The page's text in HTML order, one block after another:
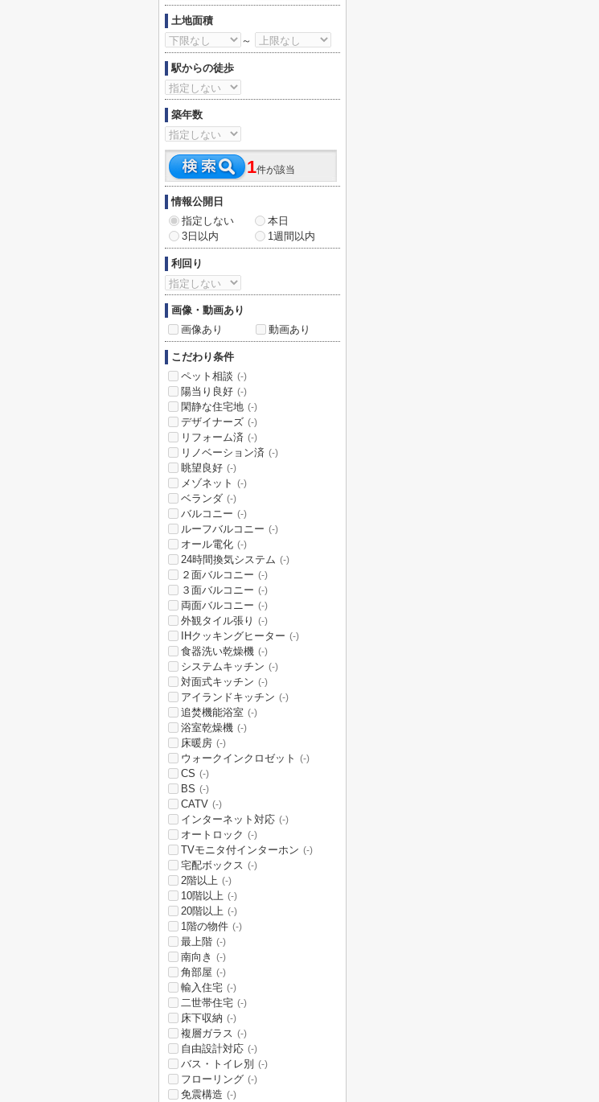
土地面積
～
駅からの徒歩
築年数
1件が該当
情報公開日
指定しない
本日
3日以内
1週間以内
利回り
画像・動画あり
画像あり
動画あり
こだわり条件
ペット相談 (-)
陽当り良好 (-)
閑静な住宅地 (-)
デザイナーズ (-)
リフォーム済 (-)
リノベーション済 (-)
眺望良好 (-)
メゾネット (-)
ベランダ (-)
バルコニー (-)
ルーフバルコニー (-)
オール電化 (-)
24時間換気システム (-)
２面バルコニー (-)
３面バルコニー (-)
両面バルコニー (-)
外観タイル張り (-)
IHクッキングヒーター (-)
食器洗い乾燥機 (-)
システムキッチン (-)
対面式キッチン (-)
アイランドキッチン (-)
追焚機能浴室 (-)
浴室乾燥機 (-)
床暖房 (-)
ウォークインクロゼット (-)
CS (-)
BS (-)
CATV (-)
インターネット対応 (-)
オートロック (-)
TVモニタ付インターホン (-)
宅配ボックス (-)
2階以上 (-)
10階以上 (-)
20階以上 (-)
1階の物件 (-)
最上階 (-)
南向き (-)
角部屋 (-)
輸入住宅 (-)
二世帯住宅 (-)
床下収納 (-)
複層ガラス (-)
自由設計対応 (-)
バス・トイレ別 (-)
フローリング (-)
免震構造 (-)